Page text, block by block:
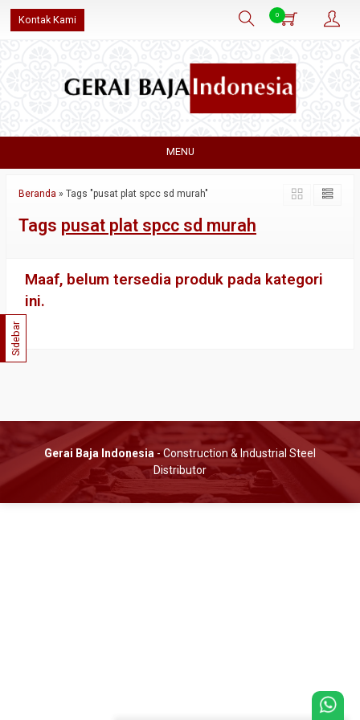
Kontak Kami 0
MENU
Beranda » Tags "pusat plat spcc sd murah"
Tags pusat plat spcc sd murah
Maaf, belum tersedia produk pada kategori
ini.
Sidebar
Gerai Baja Indonesia- Construction & Industrial Steel
Distributor